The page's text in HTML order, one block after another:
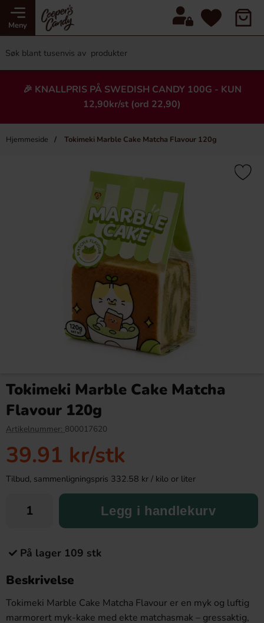
Meny
🎉 KNALLPRIS PÅ SWEDISH CANDY 100G - KUN
12,90kr/st (ord 22,90)
Hjemmeside Tokimeki Marble Cake Matcha Flavour 120g
Heading
×
Animals 88g
Köp
Tokimeki Marble Cake Matcha
Flavour 120g
Artikelnummer: 800017620
39.91 kr/stk
Tilbud, sammenligningspris 332.58 kr / kilo or liter
Legg i handlekurv
På lager 109 stk
Beskrivelse
Tokimeki Marble Cake Matcha Flavour er en myk og luftig
marmorert myk-kake med ekte matchasmak – gressaktig,